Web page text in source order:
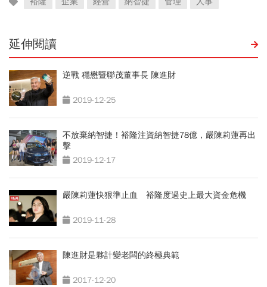
延伸閱讀
逆戰 穩懋暨聯茂董事長 陳進財
2019-12-25
不放棄納智捷！裕隆注資納智捷78億，嚴陳莉蓮再出
擊
2019-12-17
嚴陳莉蓮快狠準止血 裕隆度過史上最大資金危機
2019-11-28
陳進財是夥計變老闆的終極典範
2017-12-20